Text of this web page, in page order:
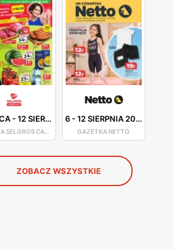
-12 SIERPNIA 2026
GAZETKA SELGROS CASH&CARRY
6-12 SIERPNIA 2026
GAZETKA NETTO
ZOBACZ WSZYSTKIE